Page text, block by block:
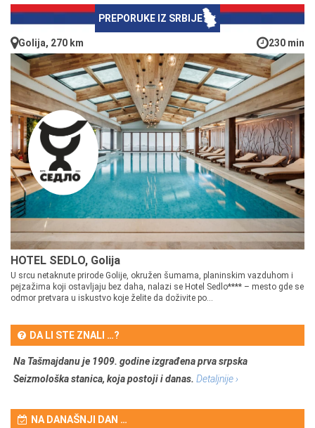
PREPORUKE IZ SRBIJE
Golija, 270 km 230 min
HOTEL SEDLO, Golija
U srcu netaknute prirode Golije, okružen šumama, planinskim vazduhom i
pejzažima koji ostavljaju bez daha, nalazi se Hotel Sedlo**** – mesto gde se
odmor pretvara u iskustvo koje želite da doživite po...
DA LI STE ZNALI …?
Na Tašmajdanu je 1909. godine izgrađena prva srpska
Seizmološka stanica, koja postoji i danas. Detaljnije ›
NA DANAŠNJI DAN …